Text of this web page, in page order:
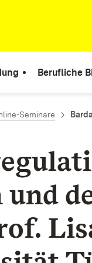
Berufliche
Seminare